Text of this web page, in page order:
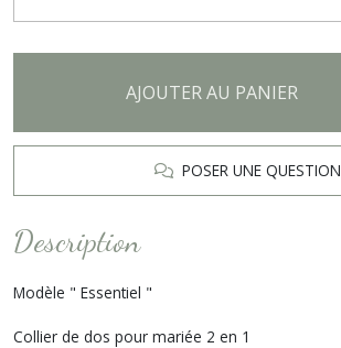
AJOUTER AU PANIER
POSER UNE QUESTION
Description
Modèle " Essentiel "
Collier de dos pour mariée 2 en 1